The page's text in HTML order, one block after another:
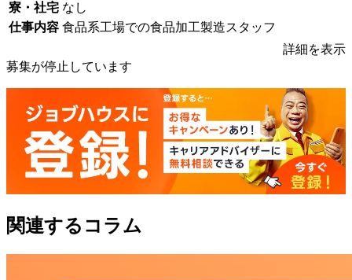
寮・社宅 なし
仕事内容 食品系工場での食品加工製造スタッフ
詳細を表示
募集が停止しています
関連するコラム